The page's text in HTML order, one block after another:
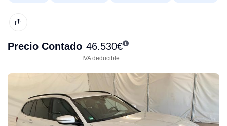
Precio Contado 46.530€
IVA deducible